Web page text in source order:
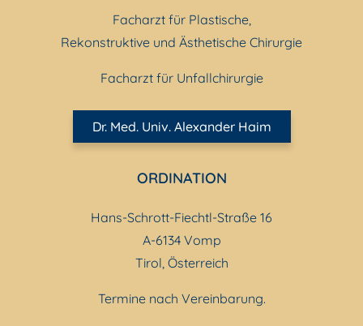
Facharzt für Plastische,
Rekonstruktive und Ästhetische Chirurgie
Facharzt für Unfallchirurgie
Dr. Med. Univ. Alexander Haim
ORDINATION
Hans-Schrott-Fiechtl-Straße 16
A-6134 Vomp
Tirol, Österreich
Termine nach Vereinbarung.